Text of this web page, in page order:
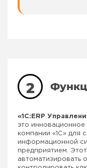
2
«1С:ERP
это
компании «1С» для
информационной
предприятием.
автоматизировать